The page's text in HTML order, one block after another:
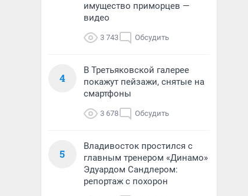
имущество приморцев —
видео
3 743 Обсудить
4
В Третьяковской галерее
покажут пейзажи, снятые на
смартфоны
3 678 Обсудить
5
Владивосток простился с
главным тренером «Динамо»
Эдуардом Сандлером:
репортаж с похорон